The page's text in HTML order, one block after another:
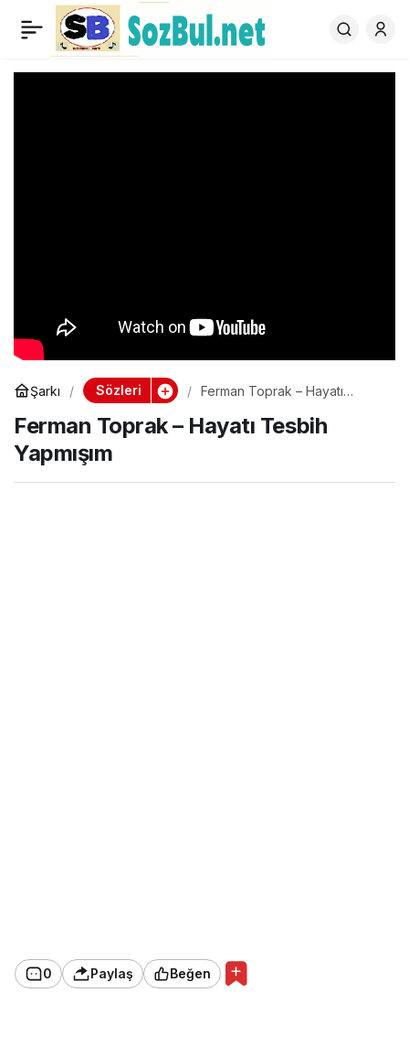
Şarkı Sözleri
Ferman Toprak – Hayatı
Ferman Toprak – Hayatı Tesbih
Yapmışım
0 Paylaş Beğen
Ferman Toprak – Hayatı
Tesbih Yapmışım